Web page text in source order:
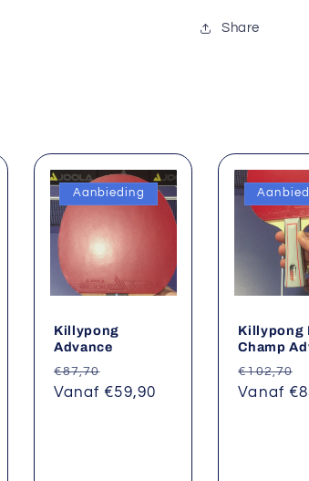
Share
Aanbieding
Killypong
Advance
Normale
prijs
€87,70
Vanaf €59,90
Killypong
Champ
Normale
prijs
€102,70
Vanaf